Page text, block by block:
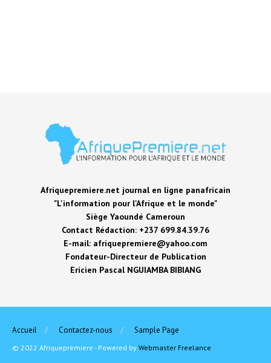
Afriquepremiere.net journal en ligne panafricain
"L'information pour l'Afrique et le monde"
Siège Yaoundé Cameroun
Contact Rédaction: +237 699.84.39.76
E-mail: afriquepremiere@yahoo.com
Fondateur-Directeur de Publication
Ericien Pascal NGUIAMBA BIBIANG
Accueil Contactez-nous Sample Page
© 2022 Afriquepremiere - Powered by Webmaster Freelance